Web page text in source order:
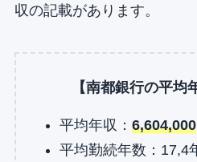
収の記載があります。
【南都銀行の平均
平均年収： 6,604,000
平均勤続年数：17,4